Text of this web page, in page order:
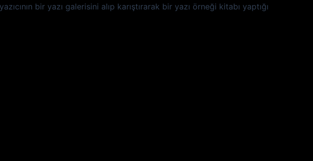
bir yazı galerisini alıp karıştırarak bir yazı örneği kitabı yaptığı